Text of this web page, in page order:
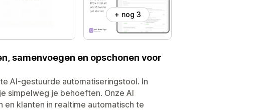
+ nog 3
samenvoegen en opschonen voor
AI-gestuurde automatiseringstool. In
simpelweg je behoeften. Onze AI
klanten in realtime automatisch te